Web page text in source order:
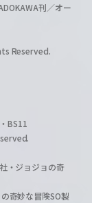
刊／オー
Reserved.
BS11
・ジョジョの奇
奇妙な冒険SO製